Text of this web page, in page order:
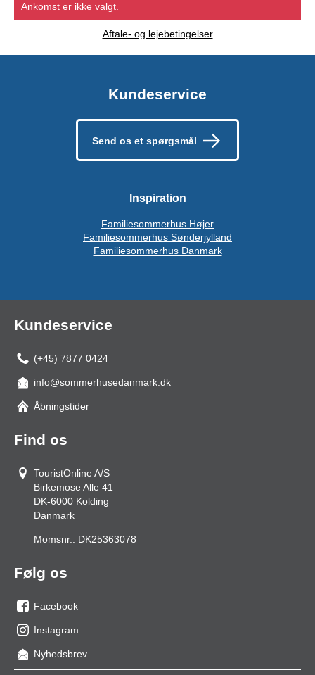
Ankomst er ikke valgt.
Aftale- og lejebetingelser
Kundeservice
Send os et spørgsmål
Inspiration
Familiesommerhus Højer
Familiesommerhus Sønderjylland
Familiesommerhus Danmark
Kundeservice
(+45) 7877 0424
info@sommerhusedanmark.dk
Åbningstider
Find os
TouristOnline A/S
Birkemose Alle 41
DK-6000 Kolding
Danmark
Momsnr.: DK25363078
Følg os
os
på
facebook
Facebook
os
på
Instagram
Nyhedsbrev